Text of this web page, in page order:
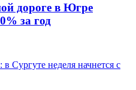
дороге в Югре
за год